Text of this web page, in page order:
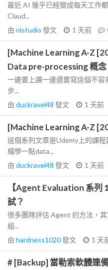
最近 AI 幾乎已經變成每天工作
Claud...
由 nlstudio 發文 1 天前
[Machine Learning A-Z
Data pre-processing 概念
一邊要上課一邊還要寫這個不
步...
由 duckravel48 發文 1 天前
[Machine Learning A-Z
這個系列文章是Udemy上的課
檔學一點data...
由 duckravel48 發文 1 天前
【Agent Evaluation 系列
試？
很多團隊評估 Agent 的方法，
組...
由 hardness1020發文 1 天
# [Backup] 當勒索軟體連